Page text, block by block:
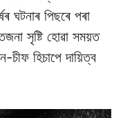
ঘটনাৰ পিছৰে পৰা
সৃষ্টি হোৱা সময়ত
চীফ হিচাপে দায়িত্ব